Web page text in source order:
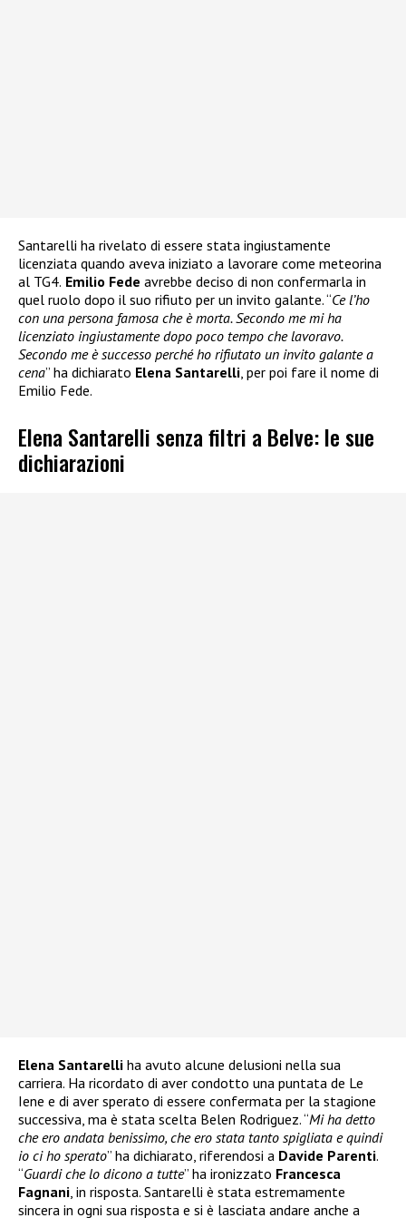
Santarelli ha rivelato di essere stata ingiustamente
licenziata quando aveva iniziato a lavorare come meteorina
al TG4. Emilio Fede avrebbe deciso di non confermarla in
quel ruolo dopo il suo rifiuto per un invito galante. “Ce l’ho
con una persona famosa che è morta. Secondo me mi ha
licenziato ingiustamente dopo poco tempo che lavoravo.
Secondo me è successo perché ho rifiutato un invito galante a
cena” ha dichiarato Elena Santarelli, per poi fare il nome di
Emilio Fede.
Elena Santarelli senza filtri a Belve: le sue
dichiarazioni
Elena Santarelli ha avuto alcune delusioni nella sua
carriera. Ha ricordato di aver condotto una puntata de Le
Iene e di aver sperato di essere confermata per la stagione
successiva, ma è stata scelta Belen Rodriguez. “Mi ha detto
che ero andata benissimo, che ero stata tanto spigliata e quindi
io ci ho sperato” ha dichiarato, riferendosi a Davide Parenti.
“Guardi che lo dicono a tutte” ha ironizzato Francesca
Fagnani , in risposta. Santarelli è stata estremamente
sincera in ogni sua risposta e si è lasciata andare anche a